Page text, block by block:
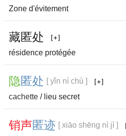
Zone d'évitement
藏匿处
résidence protégée
隐匿处 [ yǐn nì chù ]
cachette / lieu secret
销声匿迹 [ xiāo shēng nì jì ]